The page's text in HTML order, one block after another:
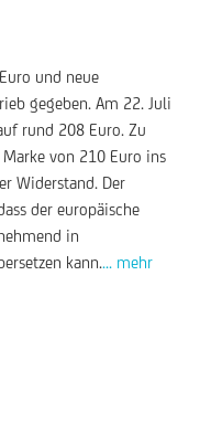
und neue
gegeben. Am 22. Juli
rund 208 Euro. Zu
von 210 Euro ins
Widerstand. Der
der europäische
in
kann.... mehr